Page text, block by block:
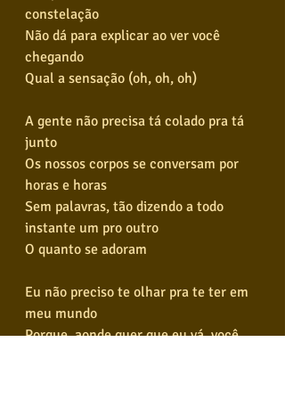
constelação
Não dá para explicar ao ver você
chegando
Qual a sensação (oh, oh, oh)
A gente não precisa tá colado pra tá
junto
Os nossos corpos se conversam por
horas e horas
Sem palavras, tão dizendo a todo
instante um pro outro
O quanto se adoram
Eu não preciso te olhar pra te ter em
meu mundo
Porque, aonde quer que eu vá, você